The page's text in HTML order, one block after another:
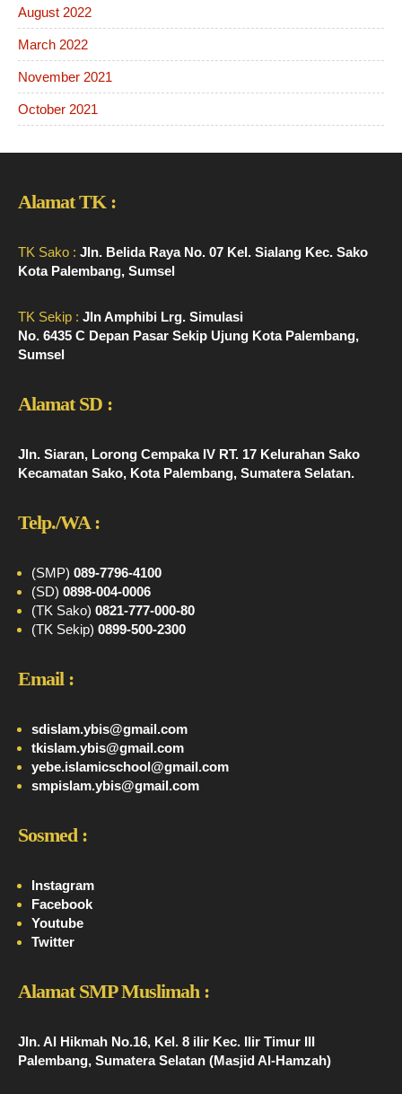
August 2022
March 2022
November 2021
October 2021
Alamat TK :
TK Sako : Jln. Belida Raya No. 07 Kel. Sialang Kec. Sako
Kota Palembang, Sumsel
TK Sekip : Jln Amphibi Lrg. Simulasi
No. 6435 C Depan Pasar Sekip Ujung Kota Palembang,
Sumsel
Alamat SD :
Jln. Siaran, Lorong Cempaka IV RT. 17 Kelurahan Sako
Kecamatan Sako, Kota Palembang, Sumatera Selatan.
Telp./WA :
(SMP) 089-7796-4100
(SD) 0898-004-0006
(TK Sako) 0821-777-000-80
(TK Sekip) 0899-500-2300
Email :
sdislam.ybis@gmail.com
tkislam.ybis@gmail.com
yebe.islamicschool@gmail.com
smpislam.ybis@gmail.com
Sosmed :
Instagram
Facebook
Youtube
Twitter
Alamat SMP Muslimah :
Jln. Al Hikmah No.16, Kel. 8 ilir Kec. Ilir Timur III
Palembang, Sumatera Selatan (Masjid Al-Hamzah)